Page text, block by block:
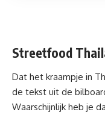
Streetfood
Dat het kraampje in
de tekst uit de
Waarschijnlijk heb je